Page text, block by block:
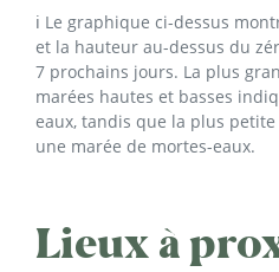
ℹ️ Le graphique ci-dessus
et la hauteur au-dessus du
7 prochains jours. La plus
marées hautes et basses
eaux, tandis que la plus
une marée de mortes-eaux.
Lieux à